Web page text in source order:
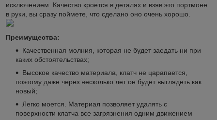
исключением. Качество кроется в деталях и взяв это портмоне
в руки, вы сразу поймете, что сделано оно очень хорошо.
Преимущества:
Качественная молния, которая не будет заедать ни при
каких обстоятельствах;
Высокое качество материала, клатч не царапается,
поэтому даже через несколько лет он будет выглядеть как
новый;
Легко моется. Материал позволяет удалять с
поверхности клатча все загрязнения одним движением